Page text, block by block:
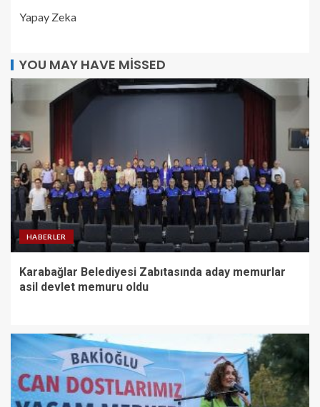
Yapay Zeka
YOU MAY HAVE MISSED
HABERLER
Karabağlar Belediyesi Zabıtasında aday memurlar
asil devlet memuru oldu